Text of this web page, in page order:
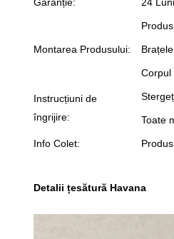
Garanție: 24 Luni
Montarea Produsului:
Corpul
Instrucțiuni de
îngrijire:
Toate
Info Colet:
Detalii țesătură Havana